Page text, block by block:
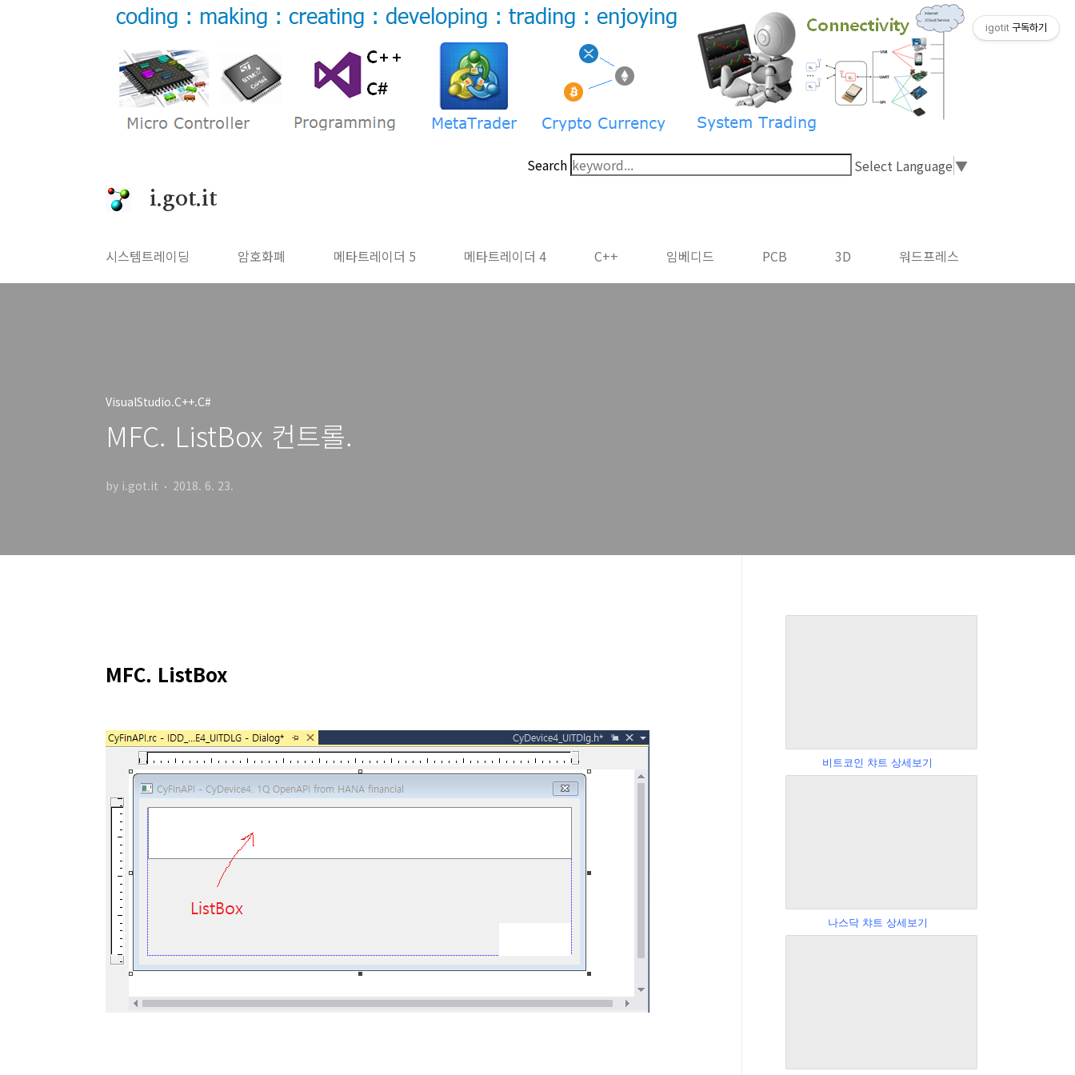
Search Select Language▼
i.got.it
시스템트레이딩 암호화폐 메타트레이더 5 메타트레이더 4 C++ 임베디드 PCB 3D 워드프레스
VisualStudio.C++.C#
MFC. ListBox 컨트롤.
by i.got.it 2018. 6. 23.
MFC. ListBox
비트코인 챠트 상세보기
나스닥 챠트 상세보기
igotit 구독하기